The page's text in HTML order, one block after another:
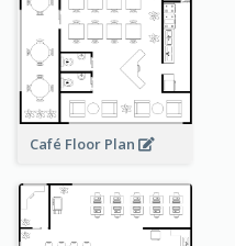
Café Floor Plan